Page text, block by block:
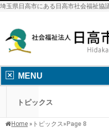
埼玉県日高市にある日高市社会福祉協
MENU
トピックス
Home » トピックス »Page 8